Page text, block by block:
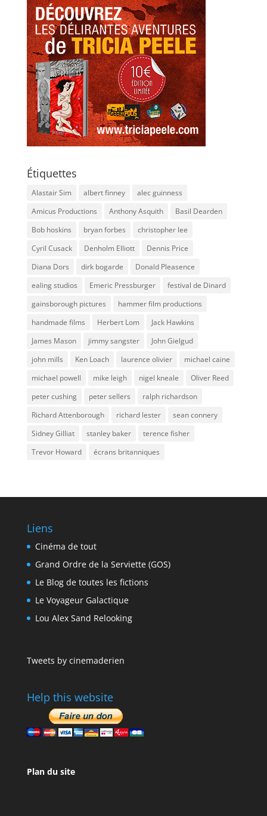
Étiquettes
Alastair Sim albert finney
alec guinness
Amicus Productions
Anthony Asquith
Basil Dearden
Bob hoskins
bryan forbes
christopher lee
Cyril Cusack
Denholm Elliott
Dennis Price
Diana Dors
dirk bogarde
Donald Pleasence
ealing studios
Emeric Pressburger
festival de Dinard
gainsborough pictures
hammer film productions
handmade films
Herbert Lom
Jack Hawkins
James Mason
jimmy sangster
John Gielgud
john mills
Ken Loach laurence olivier
michael caine
michael powell
mike leigh nigel kneale
Oliver Reed
peter cushing
peter sellers
ralph richardson
Richard Attenborough
richard lester
sean connery
Sidney Gilliat
stanley baker
terence fisher
Trevor Howard
écrans britanniques
Liens
Cinéma de tout
Grand Ordre de la Serviette (GOS)
Le Blog de toutes les fictions
Le Voyageur Galactique
Lou Alex Sand Relooking
Tweets by cinemaderien
Help this website
Plan du site